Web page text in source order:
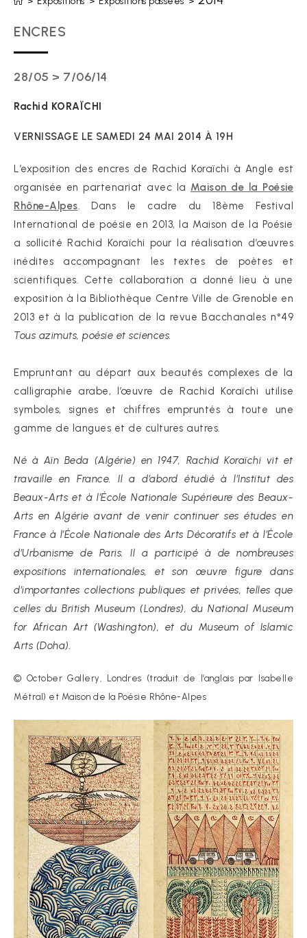
ENCRES
28/05 > 7/06/14
Rachid KORAÏCHI
VERNISSAGE LE SAMEDI 24 MAI 2014 À 19H
L’exposition des encres de Rachid Koraïchi à Angle est
organisée en partenariat avec la Maison de la Poésie
Rhône-Alpes. Dans le cadre du 18ème Festival
International de poésie en 2013, la Maison de la Poésie
a sollicité Rachid Koraïchi pour la réalisation d’œuvres
inédites accompagnant les textes de poètes et
scientifiques. Cette collaboration a donné lieu à une
exposition à la Bibliothèque Centre Ville de Grenoble en
2013 et à la publication de la revue Bacchanales n°49
Tous azimuts, poésie et sciences.
Empruntant au départ aux beautés complexes de la
calligraphie arabe, l’œuvre de Rachid Koraïchi utilise
symboles, signes et chiffres empruntés à toute une
gamme de langues et de cultures autres.
Né à Aïn Beda (Algérie) en 1947, Rachid Koraïchi vit et
travaille en France. Il a d’abord étudié à l’Institut des
Beaux-Arts et à l’École Nationale Supérieure des Beaux-
Arts en Algérie avant de venir continuer ses études en
France à l’École Nationale des Arts Décoratifs et à l’École
d’Urbanisme de Paris. Il a participé à de nombreuses
expositions internationales, et son œuvre figure dans
d’importantes collections publiques et privées, telles que
celles du British Museum (Londres), du National Museum
for African Art (Washington), et du Museum of Islamic
Arts (Doha).
© October Gallery, Londres (traduit de l’anglais par Isabelle
Métral) et Maison de la Poésie Rhône-Alpes